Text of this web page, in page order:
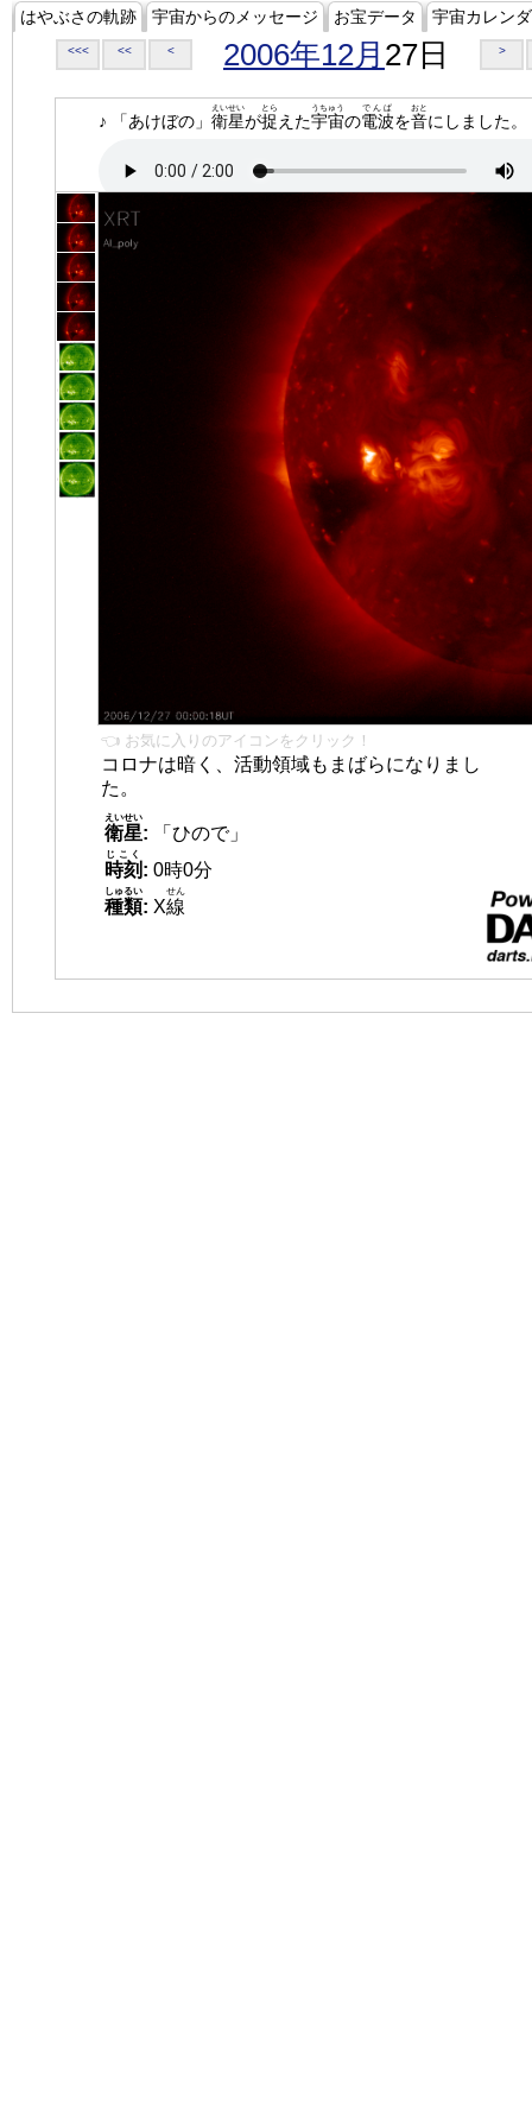
はやぶさの軌跡 宇宙からのメッセージ お宝データ 宇宙カレン
<<< << < 2006年12月 27日 >
♪ 「あけぼの」 衛星
えいせい
が捉
とら
えた宇宙
うちゅう
の電波
でんぱ
を音
おと
にしました。
👈 お気に入りのアイコンをクリック！
コロナは暗く、活動領域もまばらになりまし
た。
衛星
えいせい
:
「ひので」
時刻
じこく
: 0時0分
種類
しゅるい
: X線
せん